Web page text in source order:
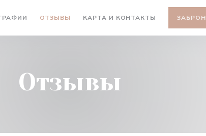
ОТЗЫВЫ КАРТА И КОНТАКТЫ
Отзывы